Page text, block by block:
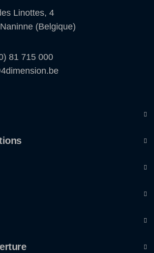
Linottes, 4
(Belgique)
81 715 000